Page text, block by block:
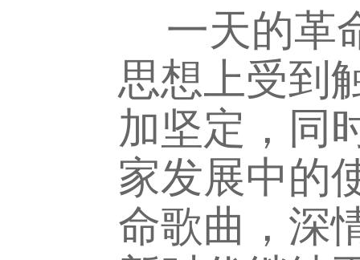
一天的革
思想上受到
加坚定，同
家发展中的
命歌曲，深